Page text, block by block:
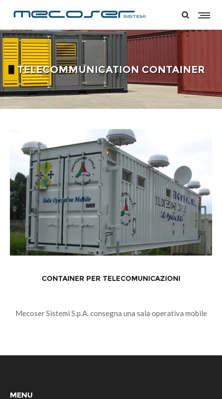
TELECOMMUNICATION CONTAINER
CONTAINER PER TELECOMUNICAZIONI
Mecoser Sistemi S.p.A. consegna una sala operativa mobile
telecomunicazione, arredi e sistema di autoscarramento.
MENU